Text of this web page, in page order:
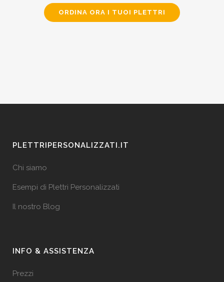
ORDINA ORA I TUOI PLETTRI
PLETTRIPERSONALIZZATI.IT
Chi siamo
Esempi di Plettri Personalizzati
Il nostro Blog
INFO & ASSISTENZA
Prezzi